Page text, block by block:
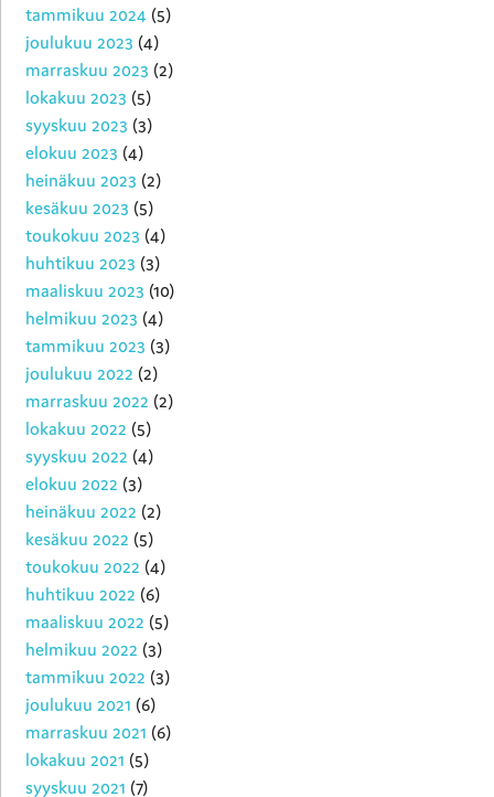
tammikuu 2024 (5)
joulukuu 2023 (4)
marraskuu 2023 (2)
lokakuu 2023 (5)
syyskuu 2023 (3)
elokuu 2023 (4)
heinäkuu 2023 (2)
kesäkuu 2023 (5)
toukokuu 2023 (4)
huhtikuu 2023 (3)
maaliskuu 2023 (10)
helmikuu 2023 (4)
tammikuu 2023 (3)
joulukuu 2022 (2)
marraskuu 2022 (2)
lokakuu 2022 (5)
syyskuu 2022 (4)
elokuu 2022 (3)
heinäkuu 2022 (2)
kesäkuu 2022 (5)
toukokuu 2022 (4)
huhtikuu 2022 (6)
maaliskuu 2022 (5)
helmikuu 2022 (3)
tammikuu 2022 (3)
joulukuu 2021 (6)
marraskuu 2021 (6)
lokakuu 2021 (5)
syyskuu 2021 (7)